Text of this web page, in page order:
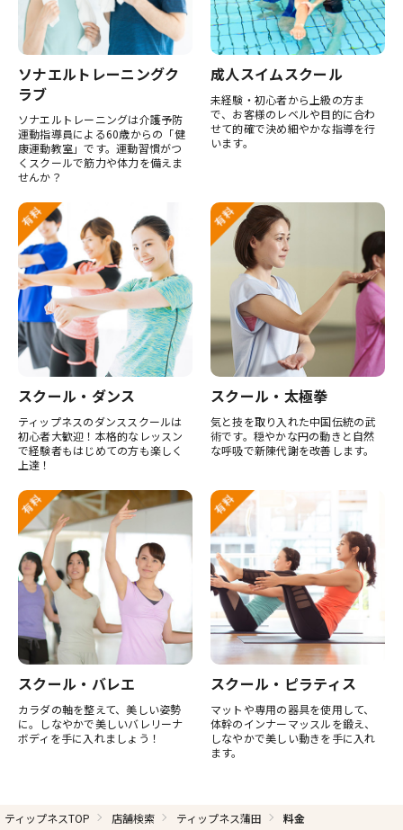
ソナエルトレーニングク
ラブ
ソナエルトレーニングは介護予防
運動指導員による60歳からの「健
康運動教室」です。運動習慣がつ
くスクールで筋力や体力を備えま
せんか？
成人スイムスクール
未経験・初心者から上級の方ま
で、お客様のレベルや目的に合わ
せて的確で決め細やかな指導を行
います。
スクール・ダンス
ティップネスのダンススクールは
初心者大歓迎！本格的なレッスン
で経験者もはじめての方も楽しく
上達！
スクール・太極拳
気と技を取り入れた中国伝統の武
術です。穏やかな円の動きと自然
な呼吸で新陳代謝を改善します。
スクール・バレエ
カラダの軸を整えて、美しい姿勢
に。しなやかで美しいバレリーナ
ボディを手に入れましょう！
スクール・ピラティス
マットや専用の器具を使用して、
体幹のインナーマッスルを鍛え、
しなやかで美しい動きを手に入れ
ます。
ティップネスTOP 店舗検索 ティップネス蒲田 料金